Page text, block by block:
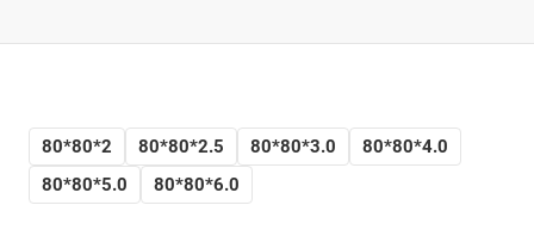
80*80*2 80*80*2.5 80*80*3.0
80*80*4.0
80*80*5.0
80*80*6.0